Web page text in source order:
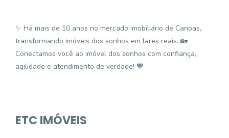
✨ Há mais de 10 anos no mercado imobiliário de Canoas,
transformando imóveis dos sonhos em lares reais. 🏡
Conectamos você ao imóvel dos sonhos com confiança,
agilidade e atendimento de verdade! 💙
ETC IMÓVEIS